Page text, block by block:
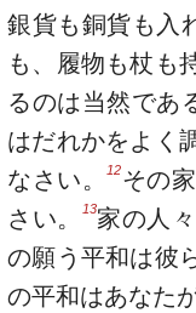
銀貨も銅貨も入
も、履物も杖も
るのは当然であ
はだれかをよく
なさい。12その
さい。
13家の人
の願う平和は彼
の平和はあなた